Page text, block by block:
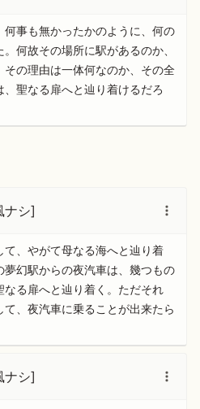
事も無かったかのように、何の
何故その場所に駅があるのか、
の理由は一体何なのか、その全
聖なる扉へと辿り着けるだろ
ナシ]
、やがて母なる海へと辿り着
夢幻駅からの夜汽車は、幾つもの
る扉へと辿り着く。ただそれ
、夜汽車に乗ることが出来たら
ナシ]